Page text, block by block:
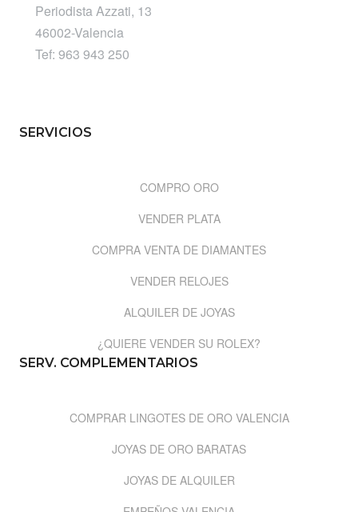
Periodista Azzati, 13
46002-Valencia
Tef: 963 943 250
SERVICIOS
COMPRO ORO
VENDER PLATA
COMPRA VENTA DE DIAMANTES
VENDER RELOJES
ALQUILER DE JOYAS
¿QUIERE VENDER SU ROLEX?
SERV. COMPLEMENTARIOS
COMPRAR LINGOTES DE ORO VALENCIA
JOYAS DE ORO BARATAS
JOYAS DE ALQUILER